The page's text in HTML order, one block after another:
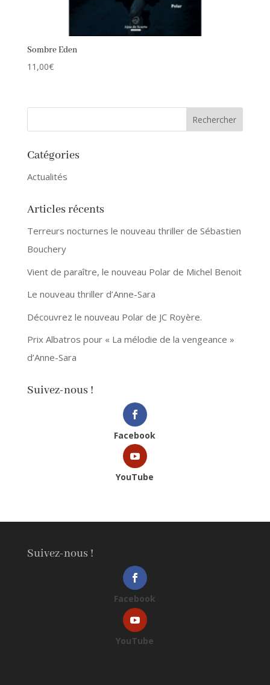
Sombre Eden
11,00€
Catégories
Actualités
Articles récents
Terreurs nocturnes le nouveau thriller de Sébastien
Bouchery
Vient de paraître, le nouveau Polar de Michel Benoit
Le nouveau thriller d’Anne-Sara
Découvrez le nouveau Polar de JC Royère.
Prix Albatros pour « La mélodie de la vengeance »
d’Anne-Sara
Suivez-nous !
Facebook
YouTube
Suivez-nous !
Facebook
YouTube